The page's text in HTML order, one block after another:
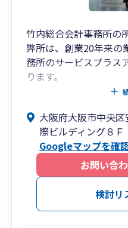
竹内総合会計事務所の
弊所は、創業20年来の
務所のサービスプラス
ります。
所内には、税理士、中
業者様に対し、経営の
供を心掛けて、スタッ
おります。
ぜひ、一度ご相談にお
大阪府大阪市中央
際ビルディング８Ｆ
Googleマップを確
お問い合
検討リ